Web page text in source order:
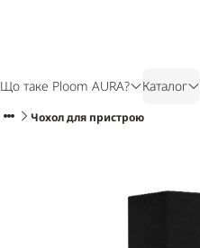
Що таке Ploom AURA? Каталог
Чохол для пристрою